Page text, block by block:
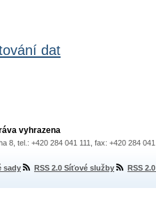
dat
vyhrazena
8, tel.: +420 284 041 111, fax: +420 284
sady RSS 2.0 Síťové služby RSS